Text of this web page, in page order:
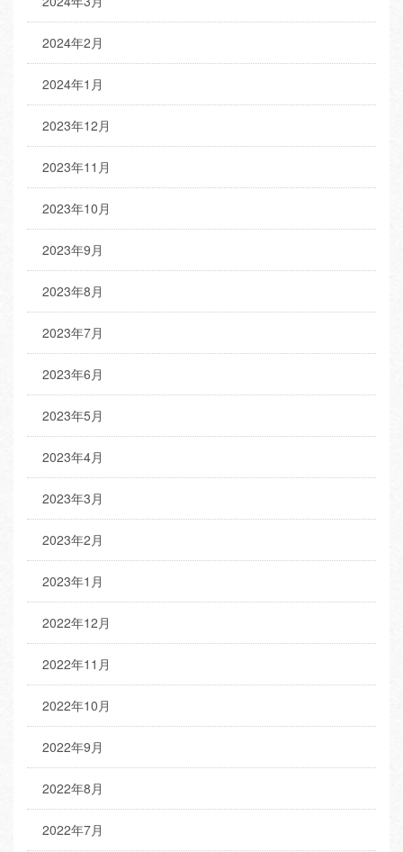
2024年2月
2024年1月
2023年12月
2023年11月
2023年10月
2023年9月
2023年8月
2023年7月
2023年6月
2023年5月
2023年4月
2023年3月
2023年2月
2023年1月
2022年12月
2022年11月
2022年10月
2022年9月
2022年8月
2022年7月